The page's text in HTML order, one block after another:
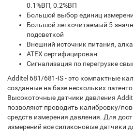
0.1%ВП, 0.2%ВП
Большой выбор единиц
Большой легкочитаемый 5-
подсветкой
Внешний источник питания,
ATEX сертифицирован
Сигнализация по перегрузке
Additel 681/681-IS - это компактные
созданные на базе нескольких
Высокоточные датчики давления
позволяют проводить калибровку/
средств измерения давления. Для
измерений все силиконовые датчики